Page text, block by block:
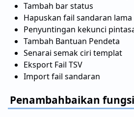
Tambah bar status
Hapuskan fail sandaran lama
Penyuntingan kekunci
Tambah Bantuan Pendeta
Senarai semak ciri templat
Eksport Fail TSV
Import fail sandaran
Penambahbaikan